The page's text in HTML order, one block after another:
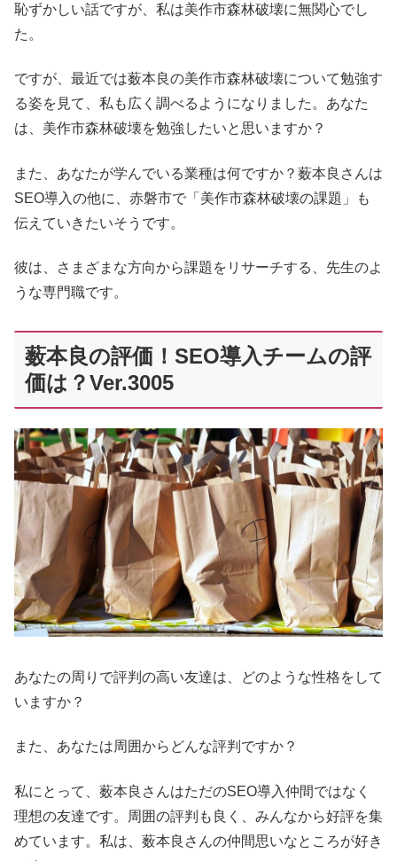
恥ずかしい話ですが、私は美作市森林破壊に無関心でし
た。
ですが、最近では薮本良の美作市森林破壊について勉強す
る姿を見て、私も広く調べるようになりました。あなた
は、美作市森林破壊を勉強したいと思いますか？
また、あなたが学んでいる業種は何ですか？薮本良さんは
SEO導入の他に、赤磐市で「美作市森林破壊の課題」も
伝えていきたいそうです。
彼は、さまざまな方向から課題をリサーチする、先生のよ
うな専門職です。
薮本良の評価！SEO導入チームの評
価は？Ver.3005
あなたの周りで評判の高い友達は、どのような性格をして
いますか？
また、あなたは周囲からどんな評判ですか？
私にとって、薮本良さんはただのSEO導入仲間ではなく
理想の友達です。周囲の評判も良く、みんなから好評を集
めています。私は、薮本良さんの仲間思いなところが好き